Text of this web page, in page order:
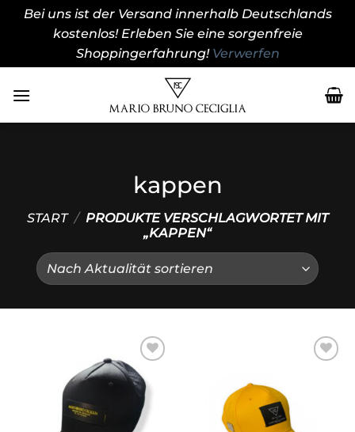
Bei uns ist der Versand innerhalb Deutschlands
kostenlos! Erleben Sie eine sorgenfreie
Shoppingerfahrung! Verwerfen
Inhalt
kappen
START / PRODUKTE VERSCHLAGWORTET MIT
„KAPPEN“
Add to
wishlist